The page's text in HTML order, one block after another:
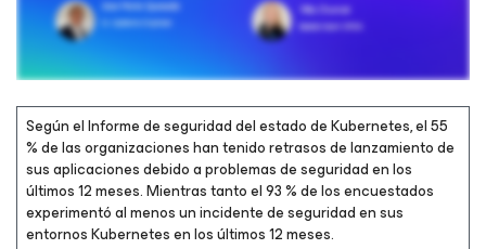
Please register to get access to watch the webinar
Según el Informe de seguridad del estado de Kubernetes, el 55
% de las organizaciones han tenido retrasos de lanzamiento de
sus aplicaciones debido a problemas de seguridad en los
últimos 12 meses. Mientras tanto el 93 % de los encuestados
experimentó al menos un incidente de seguridad en sus
entornos Kubernetes en los últimos 12 meses.